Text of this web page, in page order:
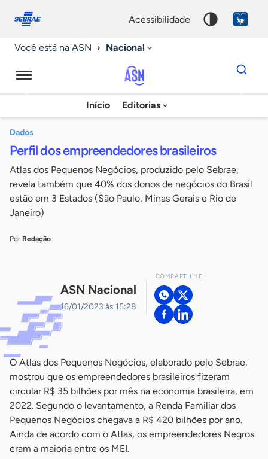
conosco
acessibilidade
Você está na ASN Nacional
Agência
Sebrae
Notícias
Início Editorias
Dados
para
chave
Dados
Perfil dos empreendedores brasileiros
Atlas dos Pequenos Negócios, produzido pelo Sebrae,
revela também que 40% dos donos de negócios do Brasil
estão em 3 Estados (São Paulo, Minas Gerais e Rio de
Janeiro)
Por Redação
ASN Nacional
16/01/2023 às 15:28
COMPARTILHE
O Atlas dos Pequenos Negócios, elaborado pelo Sebrae,
mostrou que os empreendedores brasileiros fizeram
circular R$ 35 bilhões por mês na economia brasileira, em
2022. Segundo o levantamento, a Renda Familiar dos
Pequenos Negócios chegava a R$ 420 bilhões por ano.
Ainda de acordo com o Atlas, os empreendedores Negros
eram a maioria entre os MEI.